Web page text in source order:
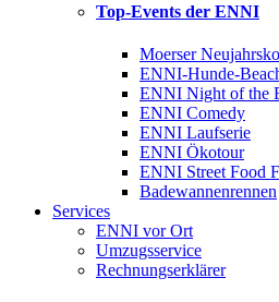
Top-Events der ENNI
Moerser
ENNI-Hunde-
ENNI Night of the
ENNI Comedy
ENNI Laufserie
ENNI Ökotour
ENNI Street Food
Badewannenrennen
Services
ENNI vor Ort
Umzugsservice
Rechnungserklärer